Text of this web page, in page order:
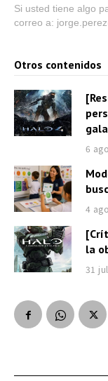
Si usted tiene algo
correo a:
Otros contenidos
6
4
la
31